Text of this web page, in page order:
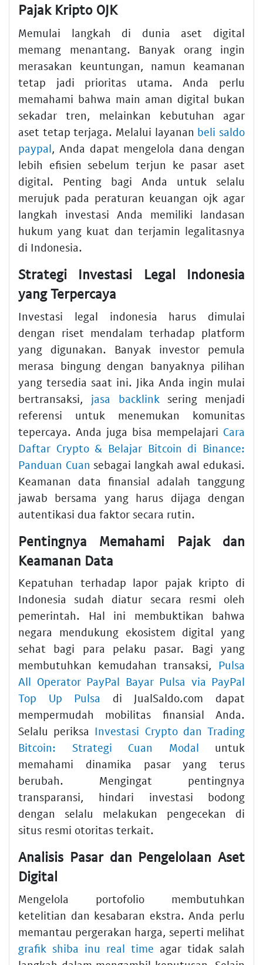
Pajak Kripto OJK
Memulai langkah di dunia aset digital
memang menantang. Banyak orang ingin
merasakan keuntungan, namun keamanan
tetap jadi prioritas utama. Anda perlu
memahami bahwa main aman digital bukan
sekadar tren, melainkan kebutuhan agar
aset tetap terjaga. Melalui layanan beli saldo
paypal, Anda dapat mengelola dana dengan
lebih efisien sebelum terjun ke pasar aset
digital. Penting bagi Anda untuk selalu
merujuk pada peraturan keuangan ojk agar
langkah investasi Anda memiliki landasan
hukum yang kuat dan terjamin legalitasnya
di Indonesia.
Strategi Investasi Legal Indonesia
yang Terpercaya
Investasi legal indonesia harus dimulai
dengan riset mendalam terhadap platform
yang digunakan. Banyak investor pemula
merasa bingung dengan banyaknya pilihan
yang tersedia saat ini. Jika Anda ingin mulai
bertransaksi, jasa backlinksering menjadi
referensi untuk menemukan komunitas
tepercaya. Anda juga bisa mempelajari Cara
Daftar Crypto & Belajar Bitcoin di Binance:
Panduan Cuan sebagai langkah awal edukasi.
Keamanan data finansial adalah tanggung
jawab bersama yang harus dijaga dengan
autentikasi dua faktor secara rutin.
Pentingnya Memahami Pajak dan
Keamanan Data
Kepatuhan terhadap lapor pajak kripto di
Indonesia sudah diatur secara resmi oleh
pemerintah. Hal ini membuktikan bahwa
negara mendukung ekosistem digital yang
sehat bagi para pelaku pasar. Bagi yang
membutuhkan kemudahan transaksi, Pulsa
All Operator PayPal Bayar Pulsa via PayPal
Top Up Pulsa di JualSaldo.com dapat
mempermudah mobilitas finansial Anda.
Selalu periksa Investasi Crypto dan Trading
Bitcoin: Strategi Cuan Modal untuk
memahami dinamika pasar yang terus
berubah. Mengingat pentingnya
transparansi, hindari investasi bodong
dengan selalu melakukan pengecekan di
situs resmi otoritas terkait.
Analisis Pasar dan Pengelolaan Aset
Digital
Mengelola portofolio membutuhkan
ketelitian dan kesabaran ekstra. Anda perlu
memantau pergerakan harga, seperti melihat
grafik shiba inu real time agar tidak salah